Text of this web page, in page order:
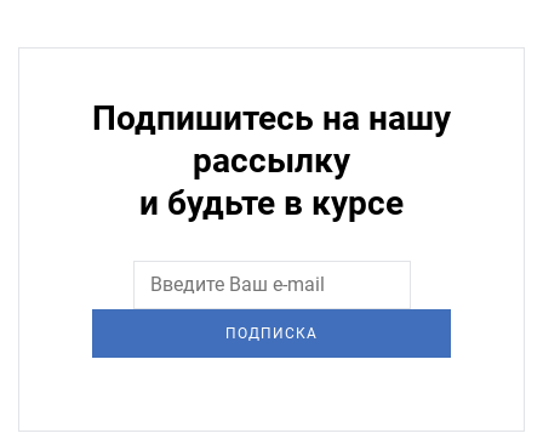
Подпишитесь на нашу
рассылку
и будьте в курсе
ПОДПИСКА